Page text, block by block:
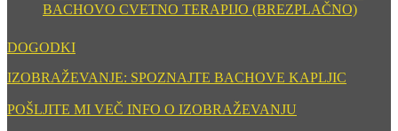
BACHOVO CVETNO TERAPIJO (BREZPLAČNO)
DOGODKI
IZOBRAŽEVANJE: SPOZNAJTE BACHOVE KAPLJIC
POŠLJITE MI VEČ INFO O IZOBRAŽEVANJU